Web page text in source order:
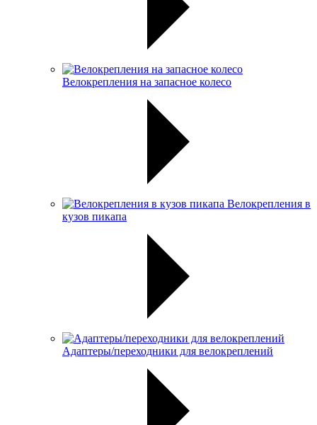
Велокрепления на запасное колесо
Велокрепления в
кузов пикапа
Адаптеры/переходники для велокреплений